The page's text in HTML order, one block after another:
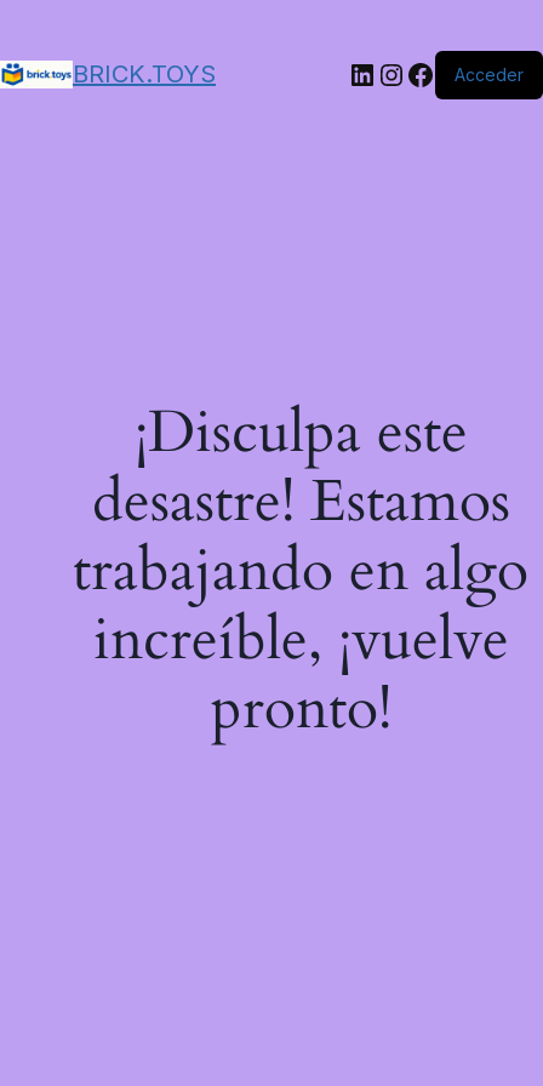
BRICK.TOYS LinkedIn
Instagram
Facebook
Acceder
¡Disculpa este
desastre! Estamos
trabajando en algo
increíble, ¡vuelve
pronto!